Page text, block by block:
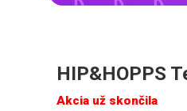
HIP&HOPPS
Akcia už skončila